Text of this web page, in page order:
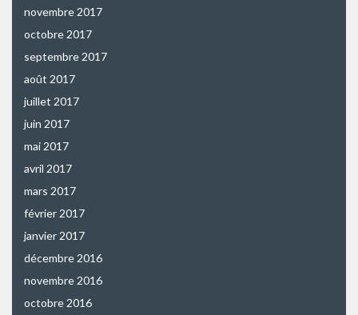
novembre 2017
octobre 2017
septembre 2017
août 2017
juillet 2017
juin 2017
mai 2017
avril 2017
mars 2017
février 2017
janvier 2017
décembre 2016
novembre 2016
octobre 2016